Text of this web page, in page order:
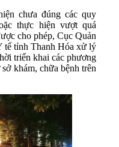
chưa đúng các quy
thực hiện vượt quá
cho phép, Cục Quản
tế tỉnh Thanh Hóa xử lý
triển khai các phương
khám, chữa bệnh trên